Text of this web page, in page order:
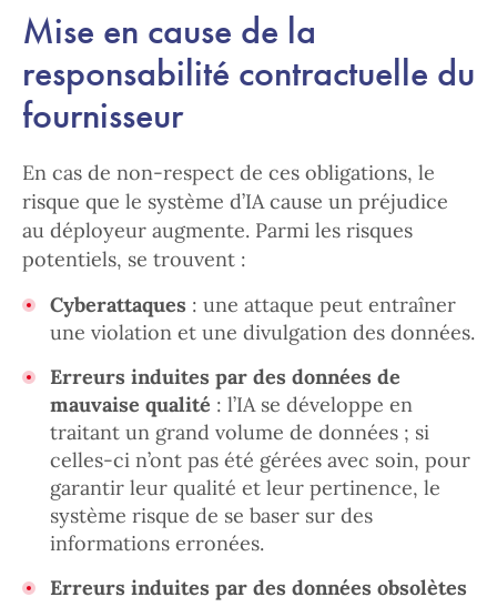
Mise en cause de la
responsabilité contractuelle du
fournisseur
En cas de non-respect de ces obligations, le
risque que le système d’IA cause un préjudice
au déployeur augmente. Parmi les risques
potentiels, se trouvent :
Cyberattaques : une attaque peut entraîner
une violation et une divulgation des données.
Erreurs induites par des données de
mauvaise qualité : l’IA se développe en
traitant un grand volume de données ; si
celles-ci n’ont pas été gérées avec soin, pour
garantir leur qualité et leur pertinence, le
système risque de se baser sur des
informations erronées.
Erreurs induites par des données obsolètes